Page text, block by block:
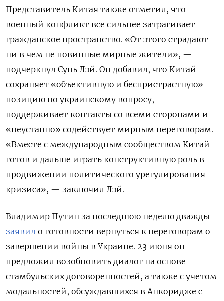
Представитель Китая также отметил, что
военный конфликт все сильнее затрагивает
гражданское пространство. «От этого страдают
ни в чем не повинные мирные жители», —
подчеркнул Сунь Лэй. Он добавил, что Китай
сохраняет «объективную и беспристрастную»
позицию по украинскому вопросу,
поддерживает контакты со всеми сторонами и
«неустанно» содействует мирным переговорам.
«Вместе с международным сообществом Китай
готов и дальше играть конструктивную роль в
продвижении политического урегулирования
кризиса», — заключил Лэй.
Владимир Путин за последнюю неделю дважды
заявил о готовности вернуться к переговорам о
завершении войны в Украине. 23 июня он
предложил возобновить диалог на основе
стамбульских договоренностей, а также с учетом
модальностей, обсуждавшихся в Анкоридже с